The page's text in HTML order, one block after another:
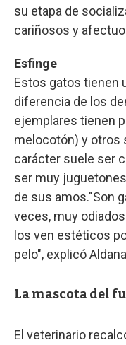
su etapa de
cariñosos y
Esfinge
Estos gatos tienen
diferencia de los
ejemplares tienen
melocotón) y otros
carácter suele ser
ser muy
de sus amos."Son
veces, muy
los ven estéticos
pelo", explicó
La mascota del
El veterinario